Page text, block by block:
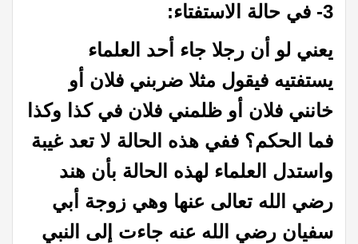
3- في حالة الاستفتاء:
يعني لو أن رجلا جاء أحد العلماء
يستفتيه فيقول مثلا ضربني فلان أو
خانني فلان أو ظلمني فلان في كذا وكذا
فما الحكم؟ ففي هذه الحالة لا تعد غيبة
واستدل العلماء لهذه الحالة بأن هند
رضي الله تعالى عنها وهي زوجة أبي
سفيان رضي الله عنه جاءت إلى النبي